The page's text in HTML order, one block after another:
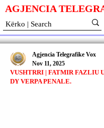
AGJENCIA
VUSHTRRI | FATMIR FAZLIU
DY VERPA PENALE.
Agjencia Telegrafike Vox
Nov 11, 2025